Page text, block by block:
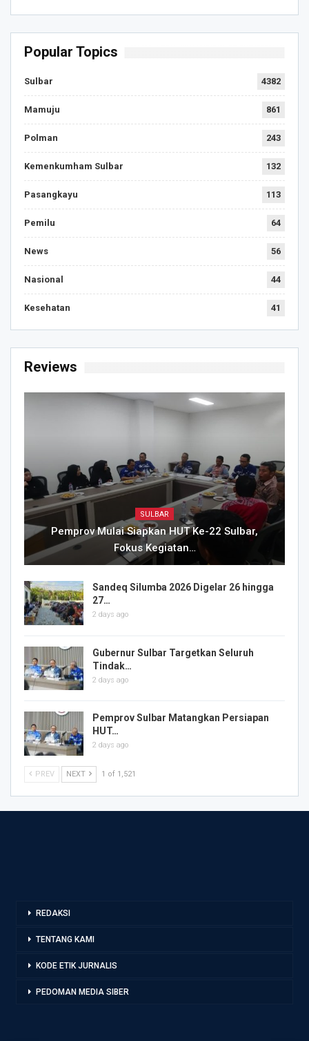
Popular Topics
Sulbar 4382
Mamuju 861
Polman 243
Kemenkumham Sulbar 132
Pasangkayu 113
Pemilu 64
News 56
Nasional 44
Kesehatan 41
Reviews
SULBAR
Pemprov Mulai Siapkan HUT Ke-22 Sulbar,
Fokus Kegiatan…
Sandeq Silumba 2026 Digelar 26 hingga
27…
2 days ago
Gubernur Sulbar Targetkan Seluruh
Tindak…
2 days ago
Pemprov Sulbar Matangkan Persiapan
HUT…
2 days ago
PREV NEXT 1 of 1,521
REDAKSI
TENTANG KAMI
KODE ETIK JURNALIS
PEDOMAN MEDIA SIBER